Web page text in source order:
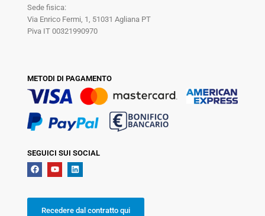
Sede fisica:
Via Enrico Fermi, 1, 51031 Agliana PT
Piva IT 00321990970
METODI DI PAGAMENTO
SEGUICI SUI SOCIAL
Recedere dal contratto qui